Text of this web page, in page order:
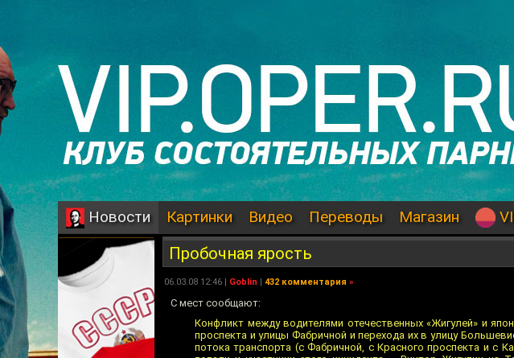
Новости Картинки Видео Переводы Магазин
Пробочная ярость
06.03.08 12:46 | Goblin | 432 комментария »
С мест сообщают:
Конфликт между водителями отечественных «Жигулей» и
проспекта и улицы Фабричной и перехода их в улицу
потока транспорта (с Фабричной, с Красного проспекта и с